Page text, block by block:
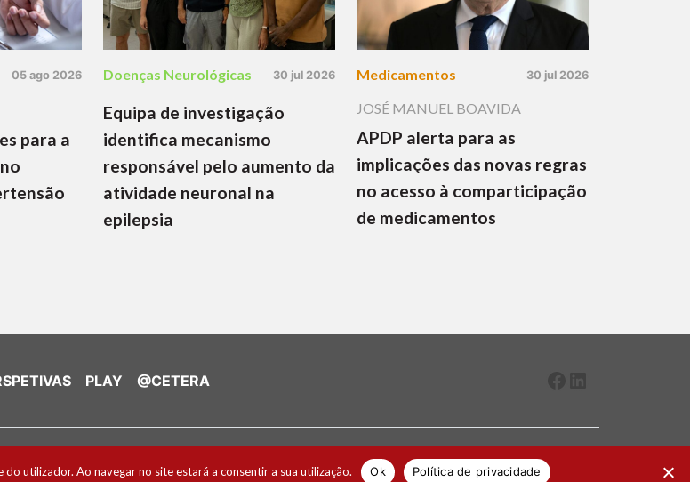
05 ago 2026
para a
Doenças Neurológicas 30 jul 2026
Equipa de investigação
identifica mecanismo
responsável pelo aumento da
atividade neuronal na
epilepsia
Medicamentos 30 jul 2026
JOSÉ MANUEL BOAVIDA
APDP alerta para as
implicações das novas regras
no acesso à comparticipação
de medicamentos
PLAY @CETERA
utilizador. Ao navegar no site estará a consentir a sua utilização. Ok Política de privacidade